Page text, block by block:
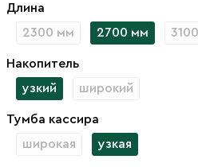
Длина
2300 мм
2700 мм
Накопитель
узкий
широкий
Тумба кассира
широкая
узкая